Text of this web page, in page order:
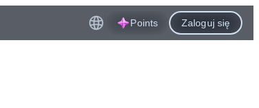
Points Zaloguj się